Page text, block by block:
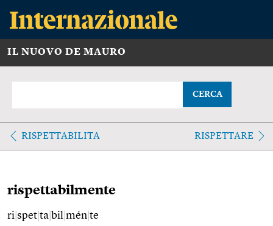
IL NUOVO DE MAURO
CERCA
RISPETTABILITA RISPETTARE
rispettabilmente
ri spet ta bil mén te